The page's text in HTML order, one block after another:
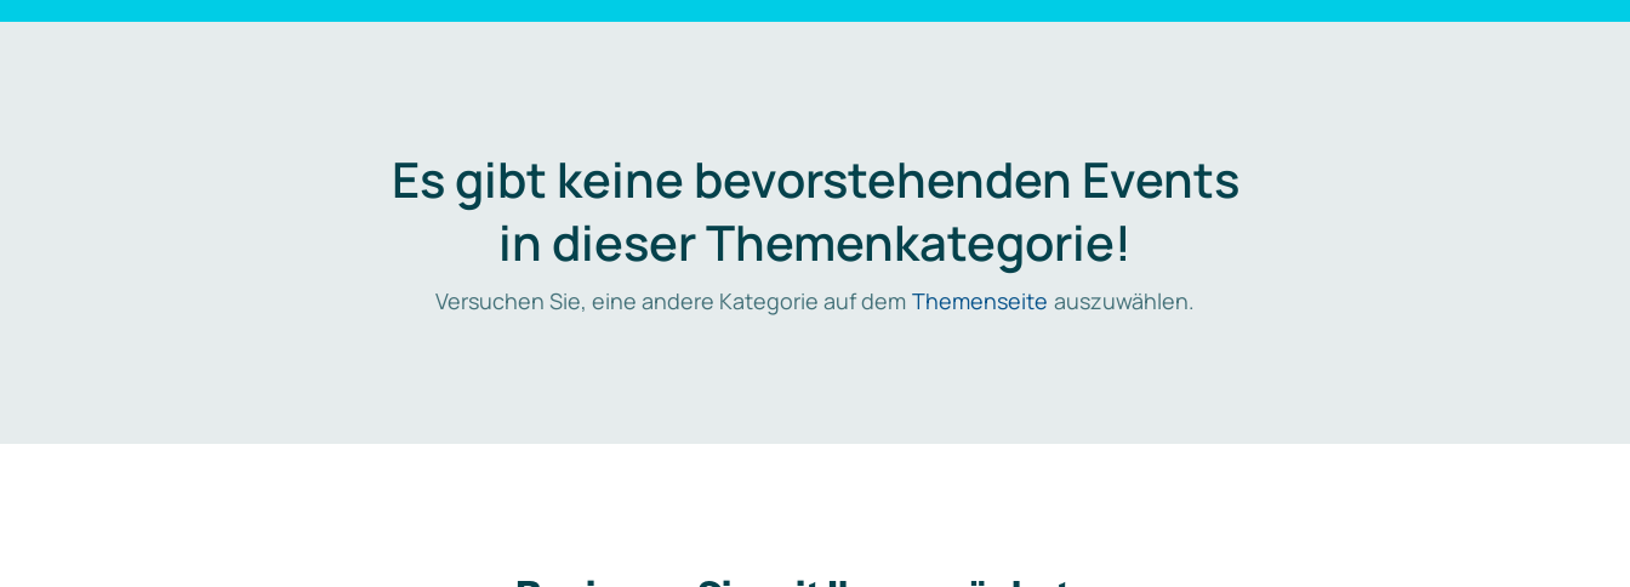
Es gibt keine bevorstehenden Events
in dieser Themenkategorie!
Versuchen Sie, eine andere Kategorie auf dem Themenseite auszuwählen.